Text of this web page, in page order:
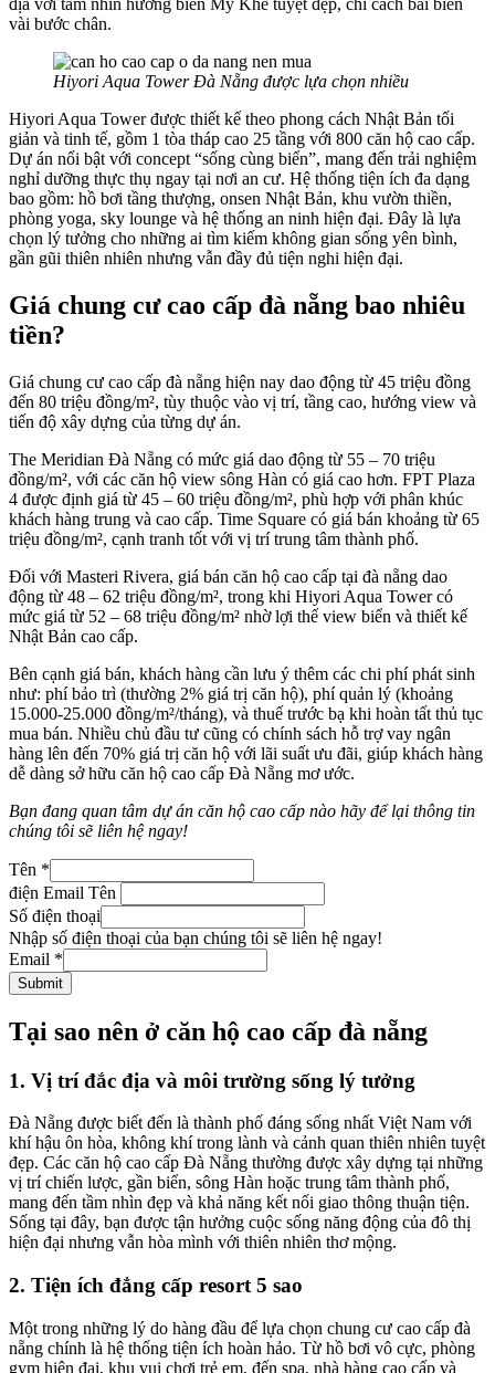
địa với tầm nhìn hướng biển Mỹ Khê tuyệt đẹp, chỉ cách bãi biển
vài bước chân.
Hiyori Aqua Tower Đà Nẵng được lựa chọn nhiều
Hiyori Aqua Tower được thiết kế theo phong cách Nhật Bản tối
giản và tinh tế, gồm 1 tòa tháp cao 25 tầng với 800 căn hộ cao cấp.
Dự án nổi bật với concept “sống cùng biển”, mang đến trải nghiệm
nghỉ dưỡng thực thụ ngay tại nơi an cư. Hệ thống tiện ích đa dạng
bao gồm: hồ bơi tầng thượng, onsen Nhật Bản, khu vườn thiền,
phòng yoga, sky lounge và hệ thống an ninh hiện đại. Đây là lựa
chọn lý tưởng cho những ai tìm kiếm không gian sống yên bình,
gần gũi thiên nhiên nhưng vẫn đầy đủ tiện nghi hiện đại.
Giá chung cư cao cấp đà nẵng bao nhiêu
tiền?
Giá chung cư cao cấp đà nẵng hiện nay dao động từ 45 triệu đồng
đến 80 triệu đồng/m², tùy thuộc vào vị trí, tầng cao, hướng view và
tiến độ xây dựng của từng dự án.
The Meridian Đà Nẵng có mức giá dao động từ 55 – 70 triệu
đồng/m², với các căn hộ view sông Hàn có giá cao hơn. FPT Plaza
4 được định giá từ 45 – 60 triệu đồng/m², phù hợp với phân khúc
khách hàng trung và cao cấp. Time Square có giá bán khoảng từ 65
triệu đồng/m², cạnh tranh tốt với vị trí trung tâm thành phố.
Đối với Masteri Rivera, giá bán căn hộ cao cấp tại đà nẵng dao
động từ 48 – 62 triệu đồng/m², trong khi Hiyori Aqua Tower có
mức giá từ 52 – 68 triệu đồng/m² nhờ lợi thế view biển và thiết kế
Nhật Bản cao cấp.
Bên cạnh giá bán, khách hàng cần lưu ý thêm các chi phí phát sinh
như: phí bảo trì (thường 2% giá trị căn hộ), phí quản lý (khoảng
15.000-25.000 đồng/m²/tháng), và thuế trước bạ khi hoàn tất thủ tục
mua bán. Nhiều chủ đầu tư cũng có chính sách hỗ trợ vay ngân
hàng lên đến 70% giá trị căn hộ với lãi suất ưu đãi, giúp khách hàng
dễ dàng sở hữu căn hộ cao cấp Đà Nẵng mơ ước.
Bạn đang quan tâm dự án căn hộ cao cấp nào hãy để lại thông tin
chúng tôi sẽ liên hệ ngay!
Tên *
điện Email Tên
Số điện thoại
Nhập số điện thoại của bạn chúng tôi sẽ liên hệ ngay!
Email *
Submit
Tại sao nên ở căn hộ cao cấp đà nẵng
1. Vị trí đắc địa và môi trường sống lý tưởng
Đà Nẵng được biết đến là thành phố đáng sống nhất Việt Nam với
khí hậu ôn hòa, không khí trong lành và cảnh quan thiên nhiên tuyệt
đẹp. Các căn hộ cao cấp Đà Nẵng thường được xây dựng tại những
vị trí chiến lược, gần biển, sông Hàn hoặc trung tâm thành phố,
mang đến tầm nhìn đẹp và khả năng kết nối giao thông thuận tiện.
Sống tại đây, bạn được tận hưởng cuộc sống năng động của đô thị
hiện đại nhưng vẫn hòa mình với thiên nhiên thơ mộng.
2. Tiện ích đẳng cấp resort 5 sao
Một trong những lý do hàng đầu để lựa chọn chung cư cao cấp đà
nẵng chính là hệ thống tiện ích hoàn hảo. Từ hồ bơi vô cực, phòng
gym hiện đại, khu vui chơi trẻ em, đến spa, nhà hàng cao cấp và